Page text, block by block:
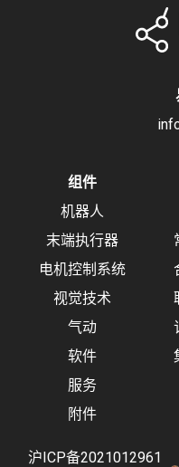
组件
机器人
末端执行器
电机控制系统
视觉技术
气动
软件
服务
附件
沪ICP备2021012961